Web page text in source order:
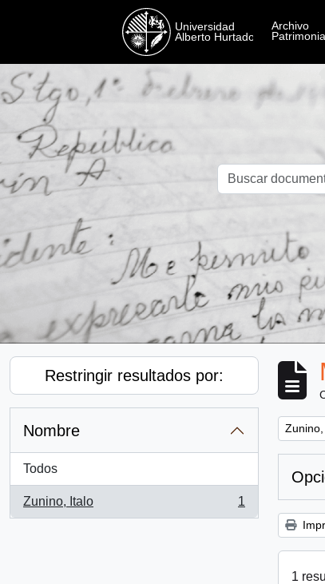
Restringir resultados por:
Nombre
Todos
Zunino, Italo
, 1 resultados
1
1